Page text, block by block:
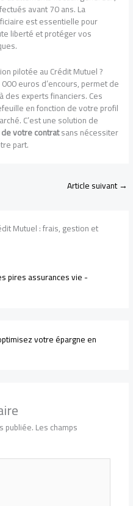
avant 70 ans. La
est essentielle pour
liberté et protéger vos
pilotée au Crédit Mutuel ?
euros d’encours, permet de
experts financiers. Ces
en fonction de votre profil
C’est une solution de
votre contratsans nécessiter
part.
Article suivant→
Mutuel : frais, gestion et
pires assurances vie -
votre épargne en
publiée.Les champs